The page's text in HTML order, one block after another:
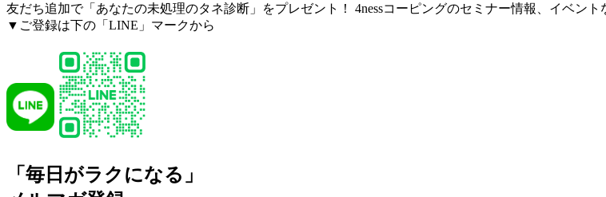
友だち追加で「あなたの未処理のタネ診断」をプレゼント！ 4nessコーピングのセミナー情報、イベン
▼ご登録は下の「LINE」マークから
「毎日がラクになる」